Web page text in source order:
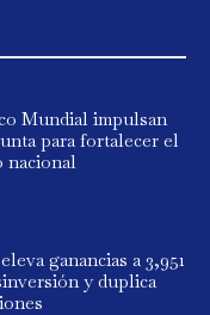
Mundial impulsan
para fortalecer el
nacional
ganancias a 3,951
y duplica